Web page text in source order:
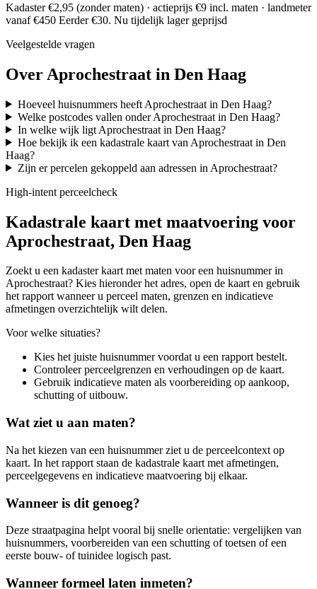
Kadaster €2,95 (zonder maten) · actieprijs €9 incl. maten · landmeter
vanaf €450 Eerder €30. Nu tijdelijk lager geprijsd
Veelgestelde vragen
Over Aprochestraat in Den Haag
Hoeveel huisnummers heeft Aprochestraat in Den Haag?
Welke postcodes vallen onder Aprochestraat in Den Haag?
In welke wijk ligt Aprochestraat in Den Haag?
Hoe bekijk ik een kadastrale kaart van Aprochestraat in Den
Haag?
Zijn er percelen gekoppeld aan adressen in Aprochestraat?
High-intent perceelcheck
Kadastrale kaart met maatvoering voor
Aprochestraat, Den Haag
Zoekt u een kadaster kaart met maten voor een huisnummer in
Aprochestraat? Kies hieronder het adres, open de kaart en gebruik
het rapport wanneer u perceel maten, grenzen en indicatieve
afmetingen overzichtelijk wilt delen.
Voor welke situaties?
Kies het juiste huisnummer voordat u een rapport bestelt.
Controleer perceelgrenzen en verhoudingen op de kaart.
Gebruik indicatieve maten als voorbereiding op aankoop,
schutting of uitbouw.
Wat ziet u aan maten?
Na het kiezen van een huisnummer ziet u de perceelcontext op
kaart. In het rapport staan de kadastrale kaart met afmetingen,
perceelgegevens en indicatieve maatvoering bij elkaar.
Wanneer is dit genoeg?
Deze straatpagina helpt vooral bij snelle orientatie: vergelijken van
huisnummers, voorbereiden van een schutting of toetsen of een
eerste bouw- of tuinidee logisch past.
Wanneer formeel laten inmeten?